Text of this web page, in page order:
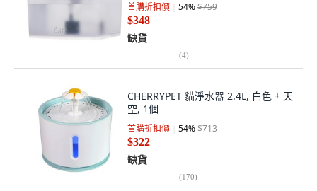
首購折扣價 54%$759
$348
缺貨
(4)
CHERRYPET 貓淨水器 2.4L, 白色 + 天
空, 1個
首購折扣價 54%$713
$322
缺貨
(170)